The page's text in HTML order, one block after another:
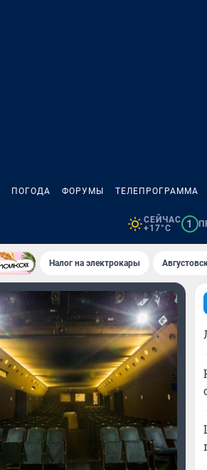
ПОГОДА ФОРУМЫ ТЕЛЕПРОГРАММА
СЕЙЧАС
+17°C
1
Налог на электрокары